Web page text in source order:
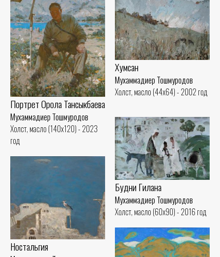
Портрет Орола Тансыкбаева
Мухаммадиер Тошмуродов
Холст, масло (140x120) - 2023
год
Хумсан
Мухаммадиер Тошмуродов
Холст, масло (44x64) - 2002 год
Будни Гилана
Мухаммадиер Тошмуродов
Холст, масло (60x90) - 2016 год
Ностальгия